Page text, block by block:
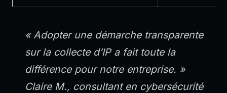
« Adopter une démarche transparente
sur la collecte d’IP a fait toute la
différence pour notre entreprise. »
Claire M., consultant en cybersécurité